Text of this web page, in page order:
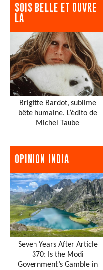
SOIS BELLE ET OUVRE
LA
Brigitte Bardot, sublime
bête humaine. L’édito de
Michel Taube
OPINION INDIA
Seven Years After Article
370: Is the Modi
Government’s Gamble in